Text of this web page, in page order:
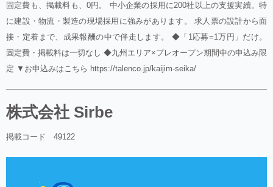
固定費も、掲載料も、0円。 中小企業の採用に200社以上の支援実續。特
に建設・物流・製造の現場採用に強みがあります。 求人票の設計から面
接・定着まで、成果報酬の中で伴走します。 ◆「1応募=1万円」だけ。
固定費・掲載料は一切なし ◆九州エリア×プレオープン期間中の申込み限
定 ▼お申込みはこちら https://talenco.jp/kaijim-seika/
株式会社 Sirbe
掲載コード 49122